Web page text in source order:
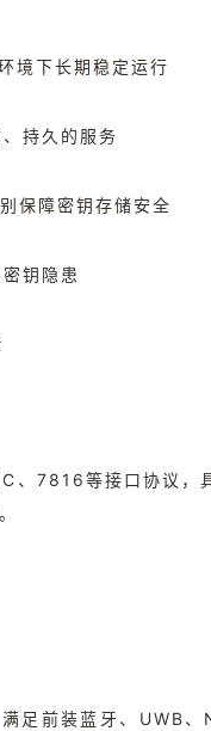
下长期稳定运行
持久的服务
障密钥存储安全
钥隐患
、7816等接口协议
足前装蓝牙、UWB